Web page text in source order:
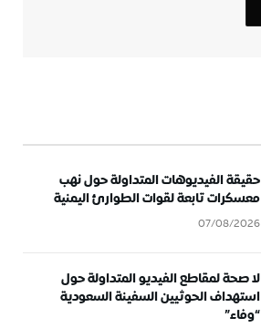
حقيقة الفيديوهات المتداولة حول نهب
معسكرات تابعة لقوات الطوارئ اليمنية
07/08/2026
لا صحة لمقاطع الفيديو المتداولة حول
استهداف الحوثيين السفينة السعودية
“وفاء”